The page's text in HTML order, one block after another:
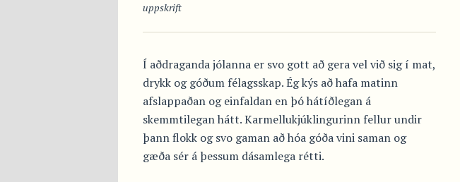
uppskrift
Í aðdraganda jólanna er svo gott að gera vel við sig í mat,
drykk og góðum félagsskap. Ég kýs að hafa matinn
afslappaðan og einfaldan en þó hátíðlegan á
skemmtilegan hátt. Karmellukjúklingurinn fellur undir
þann flokk og svo gaman að hóa góða vini saman og
gæða sér á þessum dásamlega rétti.